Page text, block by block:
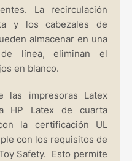
La recirculación
y los cabezales de
almacenar en una
línea, eliminan el
en blanco.
las impresoras Latex
HP Latex de cuarta
la certificación UL
con los requisitos de
Safety. Esto permite